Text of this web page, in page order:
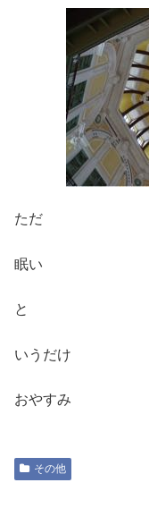
ただ
眠い
と
いうだけ
おやすみ
その他